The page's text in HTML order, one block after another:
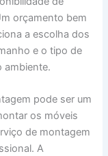
orçamento bem
a escolha dos
e o tipo de
ambiente.
pode ser um
os móveis
de montagem
A